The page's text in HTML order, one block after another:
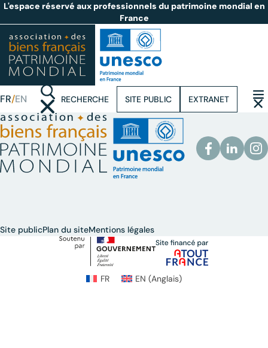
L'espace réservé aux professionnels du patrimoine mondial en
France
FR EN RECHERCHE
(OUVRIR LA RECHERCHE)SITE PUBLIC EXTRANET
Site publicPlan du siteMentions légales
FR EN (Anglais)